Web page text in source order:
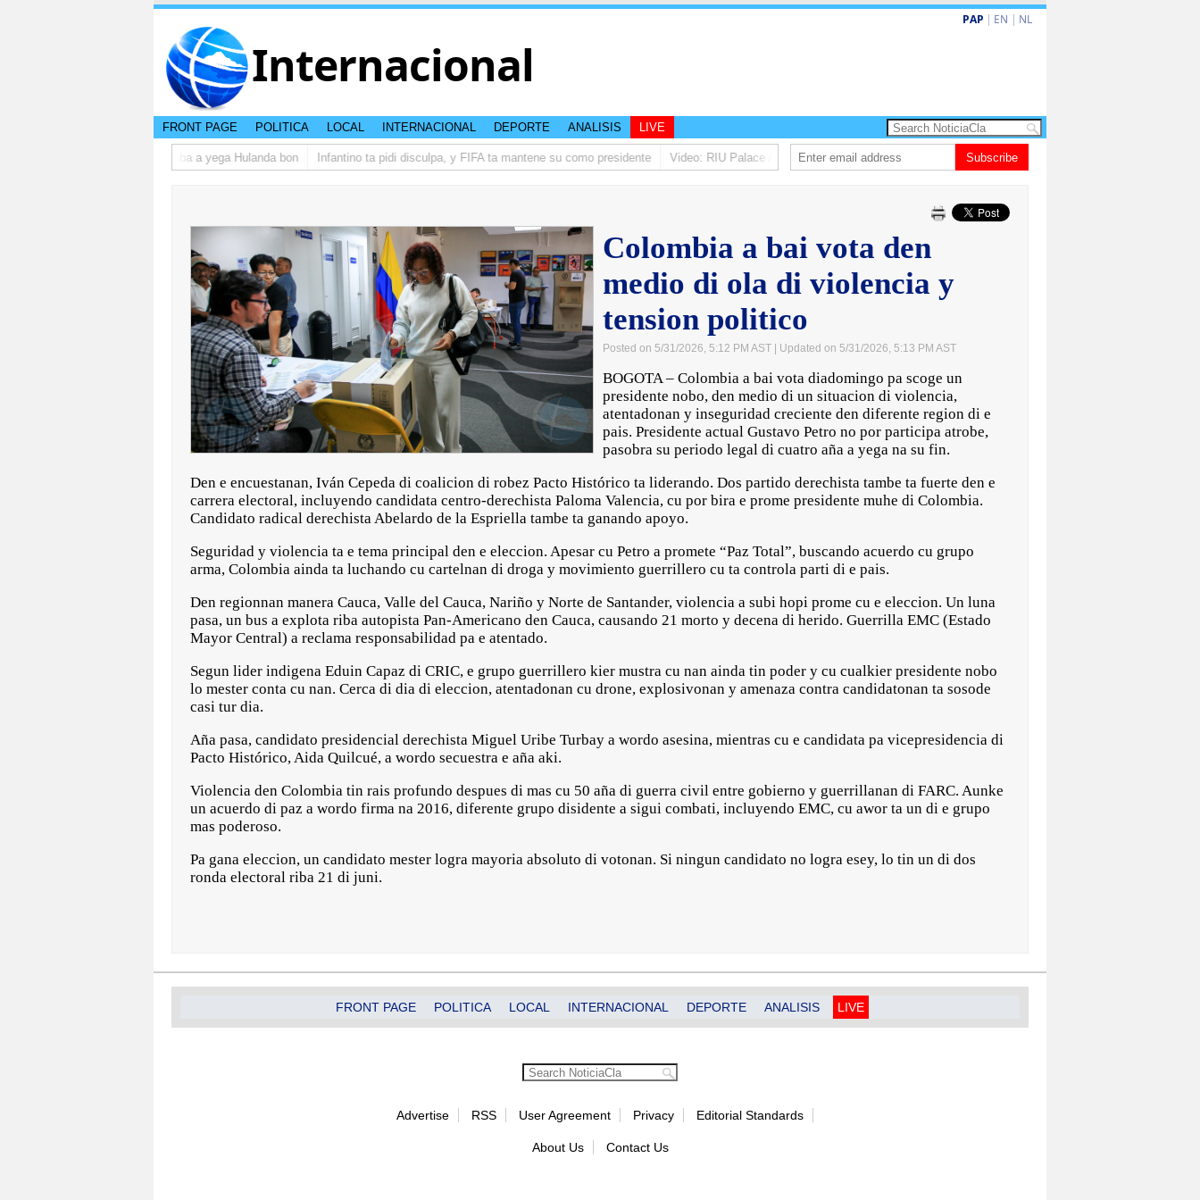
Internacional
PAP | EN | NL
FRONT PAGE POLITICA LOCAL INTERNACIONAL DEPORTE ANALISIS LIVE
E grupo di studiantenan di Aruba a yega Hulanda bon Infantino ta pidi disculpa, y FIFA ta mantene su como presidente Video: RIU Palace Aruba ta eleva turismo premium cu renobacion di US$106 miyon
Subscribe
Colombia a bai vota den
medio di ola di violencia y
tension politico
Posted on 5/31/2026, 5:12 PM AST | Updated on 5/31/2026, 5:13 PM AST
BOGOTA – Colombia a bai vota diadomingo pa scoge un
presidente nobo, den medio di un situacion di violencia,
atentadonan y inseguridad creciente den diferente region di e
pais. Presidente actual Gustavo Petro no por participa atrobe,
pasobra su periodo legal di cuatro aña a yega na su fin.
Den e encuestanan, Iván Cepeda di coalicion di robez Pacto Histórico ta liderando. Dos partido derechista tambe ta fuerte den e
carrera electoral, incluyendo candidata centro-derechista Paloma Valencia, cu por bira e prome presidente muhe di Colombia.
Candidato radical derechista Abelardo de la Espriella tambe ta ganando apoyo.
Seguridad y violencia ta e tema principal den e eleccion. Apesar cu Petro a promete “Paz Total”, buscando acuerdo cu grupo
arma, Colombia ainda ta luchando cu cartelnan di droga y movimiento guerrillero cu ta controla parti di e pais.
Den regionnan manera Cauca, Valle del Cauca, Nariño y Norte de Santander, violencia a subi hopi prome cu e eleccion. Un luna
pasa, un bus a explota riba autopista Pan-Americano den Cauca, causando 21 morto y decena di herido. Guerrilla EMC (Estado
Mayor Central) a reclama responsabilidad pa e atentado.
Segun lider indigena Eduin Capaz di CRIC, e grupo guerrillero kier mustra cu nan ainda tin poder y cu cualkier presidente nobo
lo mester conta cu nan. Cerca di dia di eleccion, atentadonan cu drone, explosivonan y amenaza contra candidatonan ta sosode
casi tur dia.
Aña pasa, candidato presidencial derechista Miguel Uribe Turbay a wordo asesina, mientras cu e candidata pa vicepresidencia di
Pacto Histórico, Aida Quilcué, a wordo secuestra e aña aki.
Violencia den Colombia tin rais profundo despues di mas cu 50 aña di guerra civil entre gobierno y guerrillanan di FARC. Aunke
un acuerdo di paz a wordo firma na 2016, diferente grupo disidente a sigui combati, incluyendo EMC, cu awor ta un di e grupo
mas poderoso.
Pa gana eleccion, un candidato mester logra mayoria absoluto di votonan. Si ningun candidato no logra esey, lo tin un di dos
ronda electoral riba 21 di juni.
FRONT PAGE POLITICA LOCAL INTERNACIONAL DEPORTE ANALISIS LIVE
Advertise RSS User Agreement Privacy Editorial Standards
About Us Contact Us